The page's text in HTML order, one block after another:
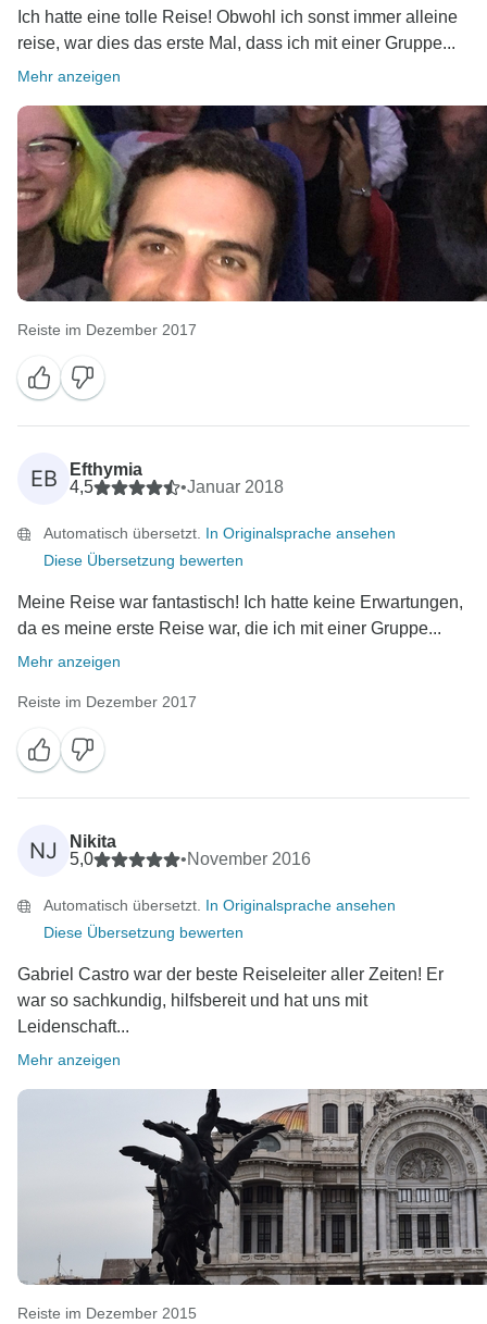
Nochmals vielen Dank, dass Sie mit uns gereist sind
und die Liebe mit uns geteilt haben. Wir hoffen, dass
Mittelamerika die Lust auf noch mehr Abenteuer
geweckt hat und wir Sie in Zukunft auf einer weiteren
Ich hatte eine tolle Reise! Obwohl ich sonst immer alleine
reise, war dies das erste Mal, dass ich mit einer Gruppe...
Mehr anzeigen
Reiste im Dezember 2017
EB
Efthymia
4,5
•Januar 2018
Automatisch übersetzt. In Originalsprache ansehen
Diese Übersetzung bewerten
Meine Reise war fantastisch! Ich hatte keine Erwartungen,
da es meine erste Reise war, die ich mit einer Gruppe...
Mehr anzeigen
Reiste im Dezember 2017
NJ
Nikita
5,0
•November 2016
Automatisch übersetzt. In Originalsprache ansehen
Diese Übersetzung bewerten
Gabriel Castro war der beste Reiseleiter aller Zeiten! Er
war so sachkundig, hilfsbereit und hat uns mit
Leidenschaft...
Mehr anzeigen
Reiste im Dezember 2015